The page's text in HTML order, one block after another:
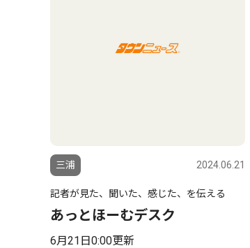
三浦 2024.06.21
記者が見た、聞いた、感じた、を伝える
あっとほーむデスク
6月21日0:00更新